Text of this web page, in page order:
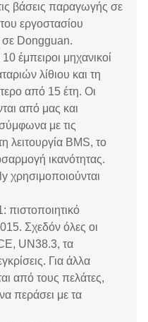
βάσεις παραγωγής σε
εργοστασίου
Dongguan.
έμπειροι μηχανικοί
λίθιου και τη
από 15 έτη. Οι
από μας και
με τις
λειτουργία BMS, το
ικανότητας.
χρησιμοποιούνται
πιστοποιητικό
Σχεδόν όλες οι
UN38.3, τα
Για άλλα
από τους πελάτες,
περάσει με τα